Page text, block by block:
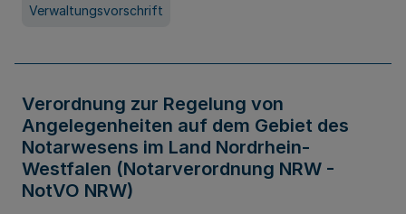
Verwaltungsvorschrift
Verordnung zur Regelung von
Angelegenheiten auf dem Gebiet des
Notarwesens im Land Nordrhein-
Westfalen (Notarverordnung NRW -
NotVO NRW)